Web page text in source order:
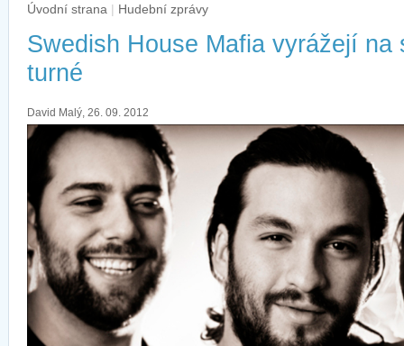
Úvodní strana | Hudební zprávy
Swedish House Mafia vyrážejí na
turné
David Malý, 26. 09. 2012